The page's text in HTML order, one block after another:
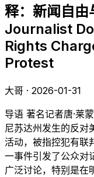
释：新闻自由
Journalist
Rights
Protest
大哥 · 2026-01-31
导语 著名记者唐·莱
尼苏达州发生的反对
活动，被指控犯有联
一事件引发了公众对
广泛讨论，特别是在